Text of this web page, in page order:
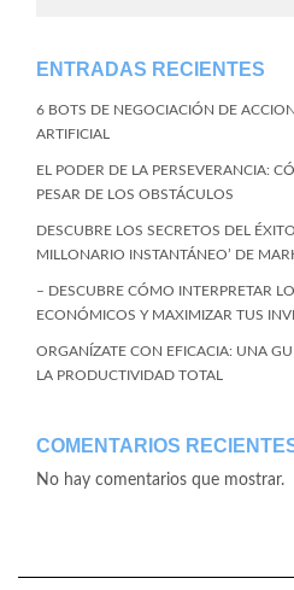
ENTRADAS RECIENTES
6 BOTS DE NEGOCIACIÓN DE
ARTIFICIAL
EL PODER DE LA PERSEVERANCIA:
PESAR DE LOS OBSTÁCULOS
DESCUBRE LOS SECRETOS DEL
MILLONARIO INSTANTÁNEO’ DE
– DESCUBRE CÓMO INTERPRETAR
ECONÓMICOS Y MAXIMIZAR TUS
ORGANÍZATE CON EFICACIA: UNA
LA PRODUCTIVIDAD TOTAL
COMENTARIOS
No hay comentarios que mostrar.